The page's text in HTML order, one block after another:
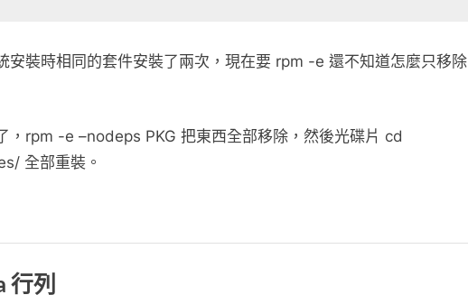
安裝時相同的套件安裝了兩次，現在要 rpm -e 還不知道怎麼只移除
，rpm -e –nodeps PKG 把東西全部移除，然後光碟片 cd
全部重裝。
行列